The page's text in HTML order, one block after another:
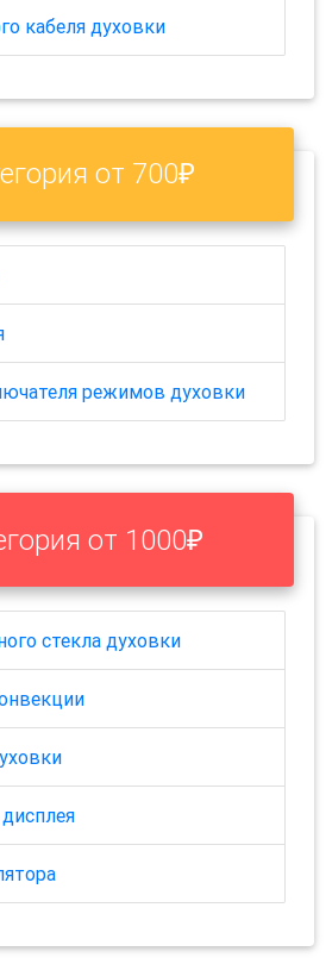
кабеля духовки
от 700₽
режимов духовки
от 1000₽
стекла духовки